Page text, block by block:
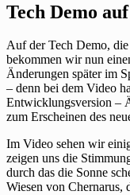
Tech Demo
Auf der Tech Demo,
bekommen wir nun
Änderungen später im
– denn bei dem Video
Entwicklungsversion –
zum Erscheinen des
Im Video sehen wir
zeigen uns die
durch das die Sonne
Wiesen von Chernarus,